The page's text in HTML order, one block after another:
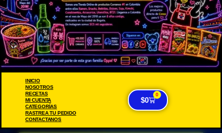
INICIO
NOSOTROS
RECETAS
MI CUENTA
CATEGORÍAS
RASTREA TU PEDIDO
CONTACTANOS
$0
0